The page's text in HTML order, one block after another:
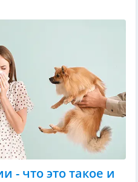
- что это такое и